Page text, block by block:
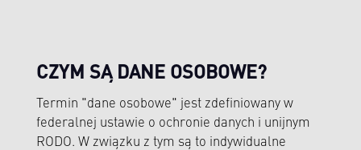
CZYM SĄ DANE OSOBOWE?
Termin "dane osobowe" jest zdefiniowany w
federalnej ustawie o ochronie danych i unijnym
RODO. W związku z tym są to indywidualne